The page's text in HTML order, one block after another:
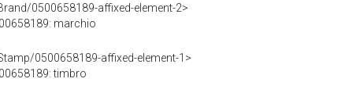
0500658189-affixed-element-2>
marchio
0500658189-affixed-element-1>
timbro